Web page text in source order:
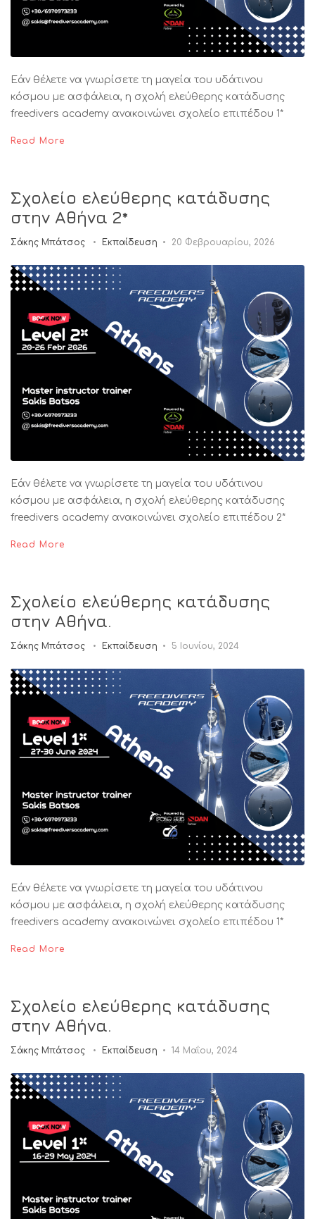
Εάν θέλετε να γνωρίσετε τη μαγεία του υδάτινου
κόσμου με ασφάλεια, η σχολή ελεύθερης κατάδυσης
freedivers academy ανακοινώνει σχολείο επιπέδου 1*
Read More
Σχολείο ελεύθερης κατάδυσης
στην Αθήνα 2*
Σάκης Μπάτσος Εκπαίδευση 20 Φεβρουαρίου, 2026
Εάν θέλετε να γνωρίσετε τη μαγεία του υδάτινου
κόσμου με ασφάλεια, η σχολή ελεύθερης κατάδυσης
freedivers academy ανακοινώνει σχολείο επιπέδου 2*
Read More
Σχολείο ελεύθερης κατάδυσης
στην Αθήνα.
Σάκης Μπάτσος Εκπαίδευση 5 Ιουνίου, 2024
Εάν θέλετε να γνωρίσετε τη μαγεία του υδάτινου
κόσμου με ασφάλεια, η σχολή ελεύθερης κατάδυσης
freedivers academy ανακοινώνει σχολείο επιπέδου 1*
Read More
Σχολείο ελεύθερης κατάδυσης
στην Αθήνα.
Σάκης Μπάτσος Εκπαίδευση 14 Μαΐου, 2024